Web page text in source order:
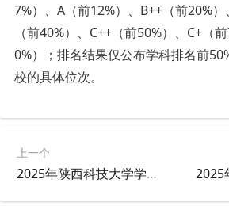
7%）、A（前12%）、B++（前20%
（前40%）、C++（前50%）、C+（
0%）；排名结果仅公布学科排名前
校的具体位次。
上一个
2025年陕西科技大学学科排名 2025